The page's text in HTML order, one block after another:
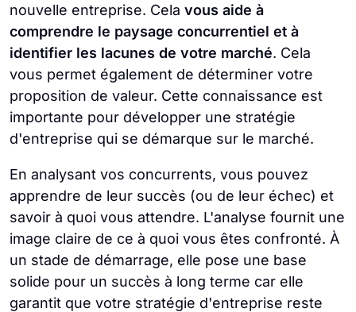
nouvelle entreprise. Cela vous aide à
comprendre le paysage concurrentiel et à
identifier les lacunes de votre marché. Cela
vous permet également de déterminer votre
proposition de valeur. Cette connaissance est
importante pour développer une stratégie
d'entreprise qui se démarque sur le marché.
En analysant vos concurrents, vous pouvez
apprendre de leur succès (ou de leur échec) et
savoir à quoi vous attendre. L'analyse fournit une
image claire de ce à quoi vous êtes confronté. À
un stade de démarrage, elle pose une base
solide pour un succès à long terme car elle
garantit que votre stratégie d'entreprise reste